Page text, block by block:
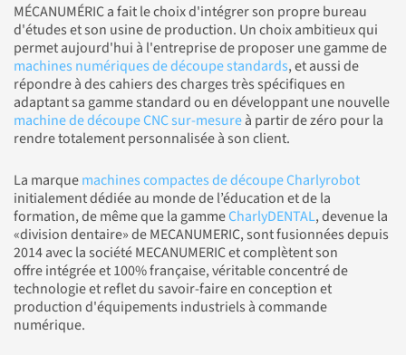
MÉCANUMÉRIC a fait le choix d'intégrer son propre bureau
d'études et son usine de production. Un choix ambitieux qui
permet aujourd'hui à l'entreprise de proposer une gamme de
machines numériques de découpe standards, et aussi de
répondre à des cahiers des charges très spécifiques en
adaptant sa gamme standard ou en développant une nouvelle
machine de découpe CNC sur-mesureà partir de zéro pour la
rendre totalement personnalisée à son client.
La marquemachines compactes de découpe Charlyrobot
initialement dédiée au monde de l’éducation et de la
formation, de même que la gammeCharlyDENTAL, devenue la
«division dentaire» de MECANUMERIC, sont fusionnées depuis
2014 avec la société MECANUMERIC et complètent son
offre intégrée et 100% française, véritable concentré de
technologie et reflet du savoir-faire en conception et
production d'équipements industriels à commande
numérique.